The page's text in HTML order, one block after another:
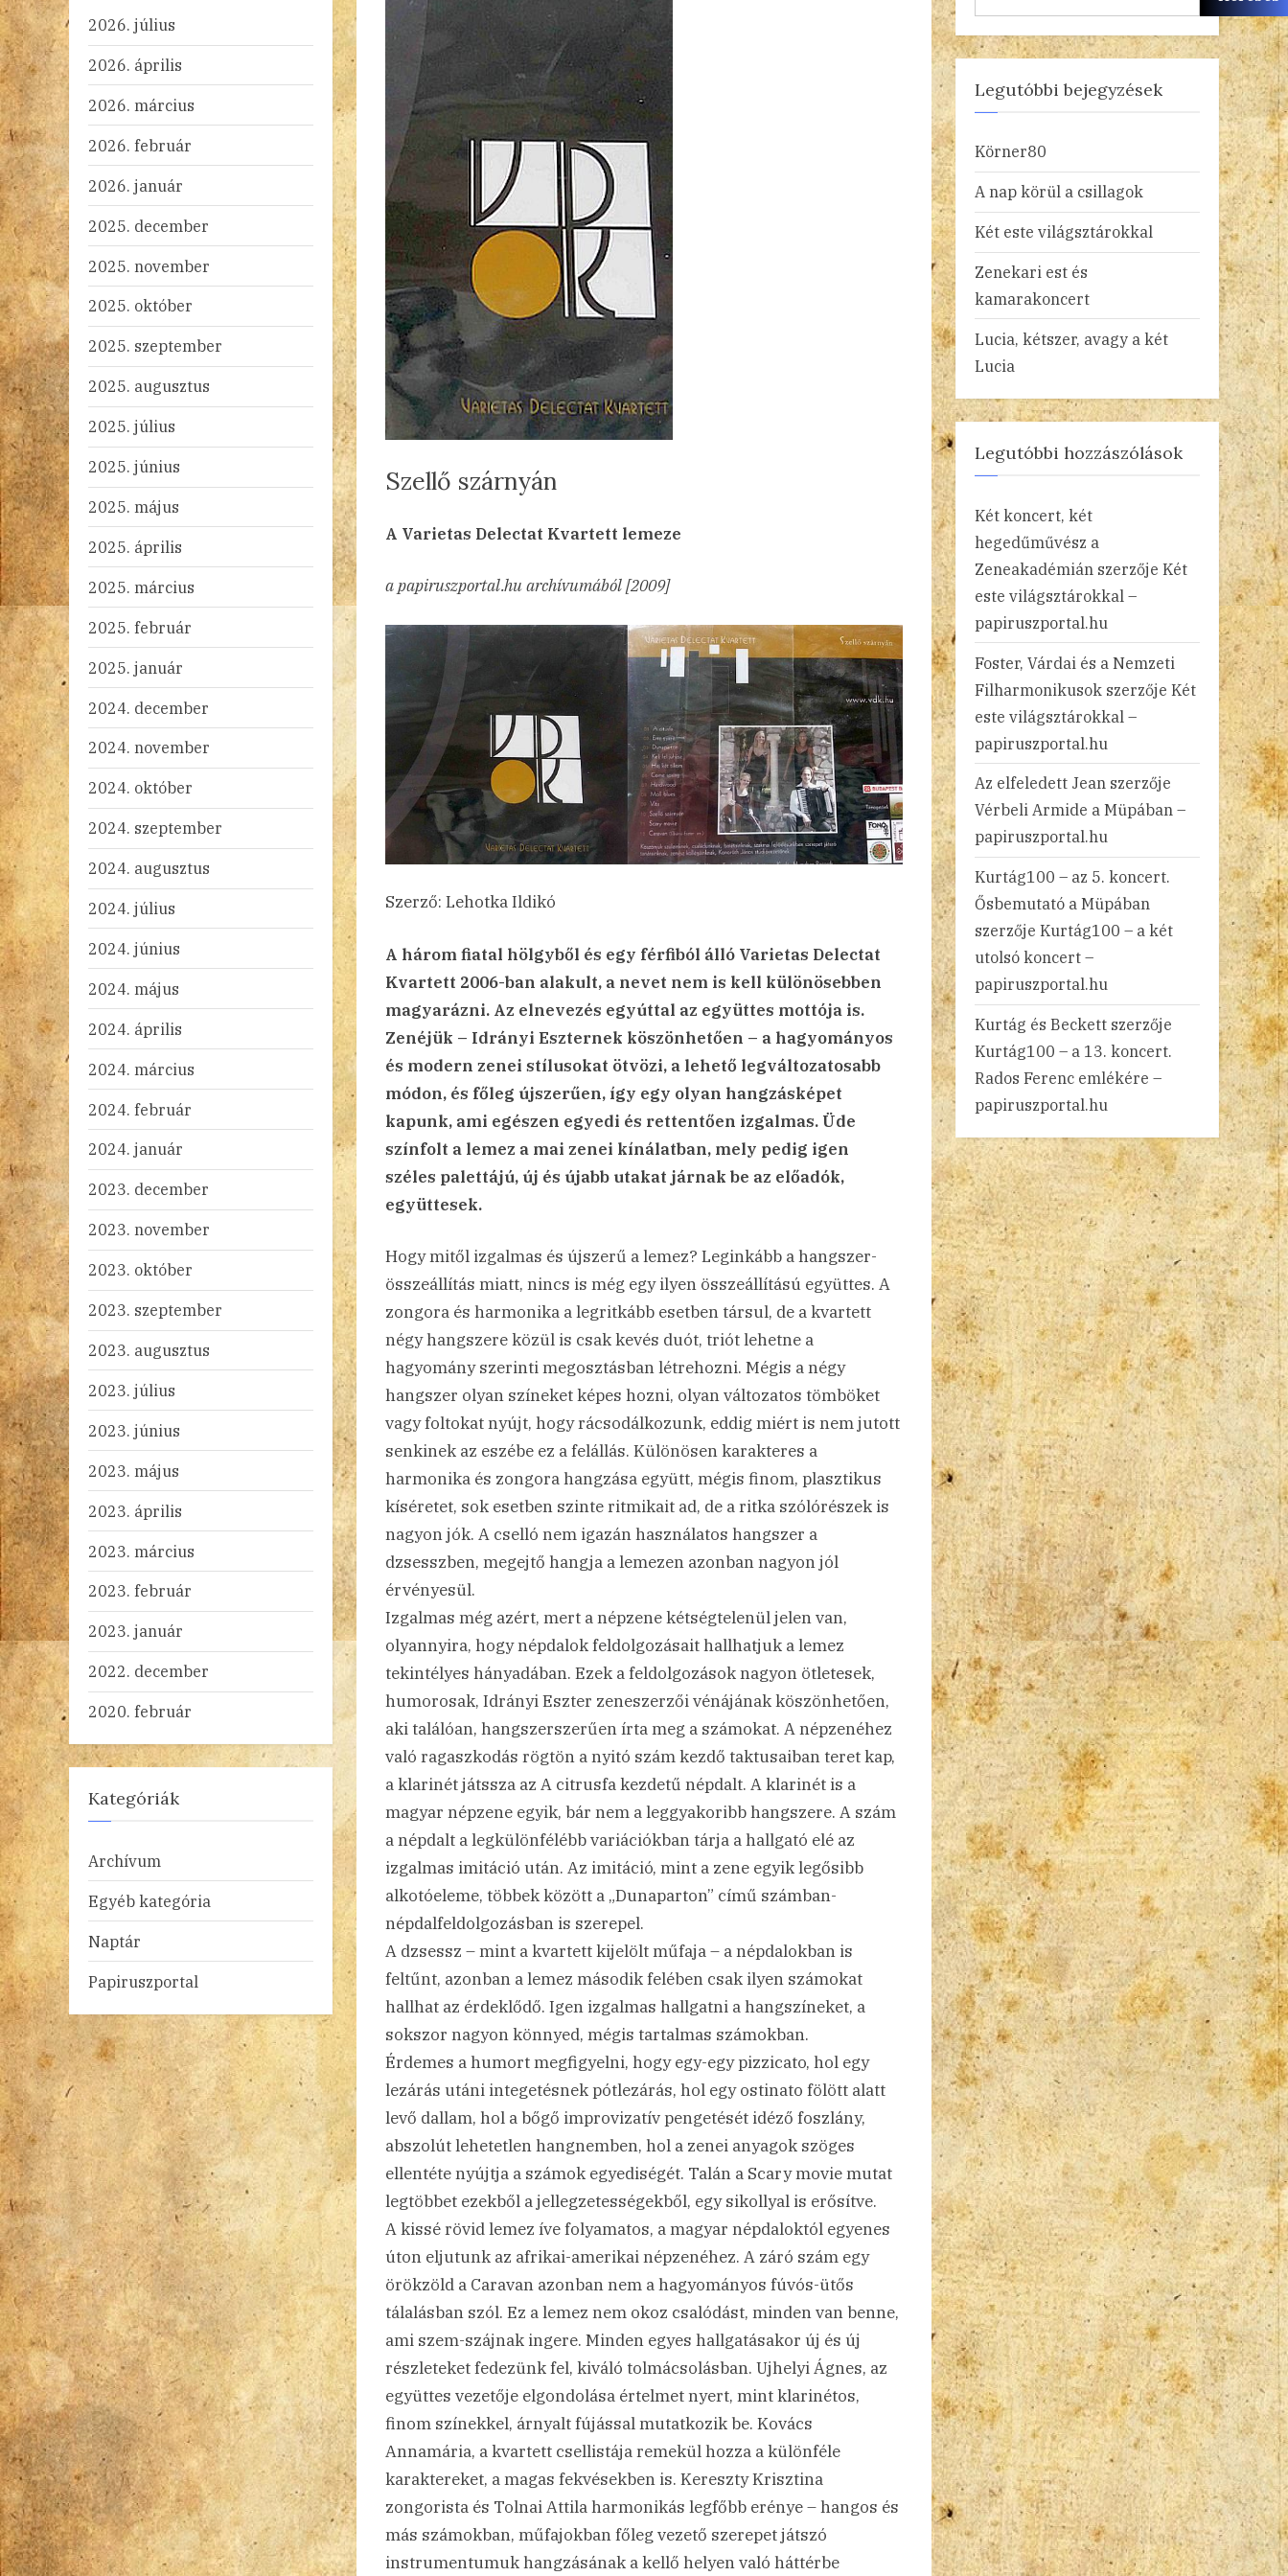
Szellő szárnyán
Posted
2023.05.16.
admin
Nincs hozzászólás
bejegyzéshez
A Varietas Delectat Kvartett lemeze
a papiruszportal.hu archívumából [2009]
Szerző: Lehotka Ildikó
A három fiatal hölgyből és egy férfiból álló Varietas Delectat
Kvartett 2006-ban alakult, a nevet nem is kell különösebben
magyarázni. Az elnevezés egyúttal az együttes mottója is.
Zenéjük – Idrányi Eszternek köszönhetően – a hagyományos
és modern zenei stílusokat ötvözi, a lehető legváltozatosabb
módon, és főleg újszerűen, így egy olyan hangzásképet
kapunk, ami egészen egyedi és rettentően izgalmas. Üde
színfolt a lemez a mai zenei kínálatban, mely pedig igen
széles palettájú, új és újabb utakat járnak be az előadók,
együttesek.
Hogy mitől izgalmas és újszerű a lemez? Leginkább a hangszer-
összeállítás miatt, nincs is még egy ilyen összeállítású együttes. A
zongora és harmonika a legritkább esetben társul, de a kvartett
négy hangszere közül is csak kevés duót, triót lehetne a
hagyomány szerinti megosztásban létrehozni. Mégis a négy
hangszer olyan színeket képes hozni, olyan változatos tömböket
vagy foltokat nyújt, hogy rácsodálkozunk, eddig miért is nem jutott
senkinek az eszébe ez a felállás. Különösen karakteres a
harmonika és zongora hangzása együtt, mégis finom, plasztikus
kíséretet, sok esetben szinte ritmikait ad, de a ritka szólórészek is
nagyon jók. A cselló nem igazán használatos hangszer a
dzsesszben, megejtő hangja a lemezen azonban nagyon jól
érvényesül.
Izgalmas még azért, mert a népzene kétségtelenül jelen van,
olyannyira, hogy népdalok feldolgozásait hallhatjuk a lemez
tekintélyes hányadában. Ezek a feldolgozások nagyon ötletesek,
humorosak, Idrányi Eszter zeneszerzői vénájának köszönhetően,
aki találóan, hangszerszerűen írta meg a számokat. A népzenéhez
való ragaszkodás rögtön a nyitó szám kezdő taktusaiban teret kap,
a klarinét játssza az A citrusfa kezdetű népdalt. A klarinét is a
magyar népzene egyik, bár nem a leggyakoribb hangszere. A szám
a népdalt a legkülönfélébb variációkban tárja a hallgató elé az
izgalmas imitáció után. Az imitáció, mint a zene egyik legősibb
alkotóeleme, többek között a „Dunaparton” című számban-
népdalfeldolgozásban is szerepel.
A dzsessz – mint a kvartett kijelölt műfaja – a népdalokban is
feltűnt, azonban a lemez második felében csak ilyen számokat
hallhat az érdeklődő. Igen izgalmas hallgatni a hangszíneket, a
sokszor nagyon könnyed, mégis tartalmas számokban.
Érdemes a humort megfigyelni, hogy egy-egy pizzicato, hol egy
lezárás utáni integetésnek pótlezárás, hol egy ostinato fölött alatt
levő dallam, hol a bőgő improvizatív pengetését idéző foszlány,
abszolút lehetetlen hangnemben, hol a zenei anyagok szöges
ellentéte nyújtja a számok egyediségét. Talán a Scary movie mutat
legtöbbet ezekből a jellegzetességekből, egy sikollyal is erősítve.
A kissé rövid lemez íve folyamatos, a magyar népdaloktól egyenes
úton eljutunk az afrikai-amerikai népzenéhez. A záró szám egy
örökzöld a Caravan azonban nem a hagyományos fúvós-ütős
tálalásban szól. Ez a lemez nem okoz csalódást, minden van benne,
ami szem-szájnak ingere. Minden egyes hallgatásakor új és új
részleteket fedezünk fel, kiváló tolmácsolásban. Ujhelyi Ágnes, az
együttes vezetője elgondolása értelmet nyert, mint klarinétos,
finom színekkel, árnyalt fújással mutatkozik be. Kovács
Annamária, a kvartett csellistája remekül hozza a különféle
karaktereket, a magas fekvésekben is. Kereszty Krisztina
zongorista és Tolnai Attila harmonikás legfőbb erénye – hangos és
más számokban, műfajokban főleg vezető szerepet játszó
instrumentumuk hangzásának a kellő helyen való háttérbe
2026. július
2026. április
2026. március
2026. február
2026. január
2025. december
2025. november
2025. október
2025. szeptember
2025. augusztus
2025. július
2025. június
2025. május
2025. április
2025. március
2025. február
2025. január
2024. december
2024. november
2024. október
2024. szeptember
2024. augusztus
2024. július
2024. június
2024. május
2024. április
2024. március
2024. február
2024. január
2023. december
2023. november
2023. október
2023. szeptember
2023. augusztus
2023. július
2023. június
2023. május
2023. április
2023. március
2023. február
2023. január
2022. december
2020. február
Kategóriák
Archívum
Egyéb kategória
Naptár
Papiruszportal
Legutóbbi bejegyzések
Körner80
A nap körül a csillagok
Két este világsztárokkal
Zenekari est és
kamarakoncert
Lucia, kétszer, avagy a két
Lucia
Legutóbbi hozzászólások
Két koncert, két
hegedűművész a
Zeneakadémián szerzője Két
este világsztárokkal –
papiruszportal.hu
Foster, Várdai és a Nemzeti
Filharmonikusok szerzője Két
este világsztárokkal –
papiruszportal.hu
Az elfeledett Jean szerzője
Vérbeli Armide a Müpában –
papiruszportal.hu
Kurtág100 – az 5. koncert.
Ősbemutató a Müpában
szerzője Kurtág100 – a két
utolsó koncert –
papiruszportal.hu
Kurtág és Beckett szerzője
Kurtág100 – a 13. koncert.
Rados Ferenc emlékére –
papiruszportal.hu